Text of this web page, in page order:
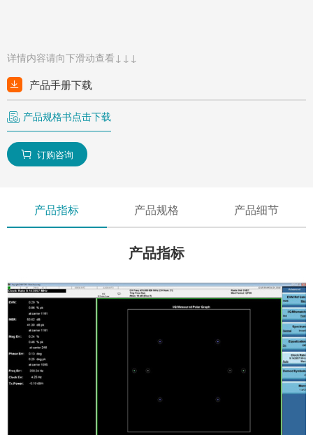
详情内容请向下滑动查看↓↓↓
产品手册下载
产品规格书点击下载
 订购咨询
产品指标 产品规格 产品细节
产品指标